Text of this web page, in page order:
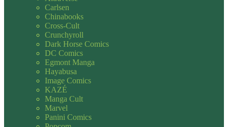
Carlsen
Chinabooks
Cross-Cult
Crunchyroll
Dark Horse Comics
DC Comics
Egmont Manga
Hayabusa
Image Comics
KAZÉ
Manga Cult
Marvel
Panini Comics